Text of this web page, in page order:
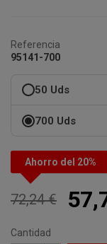
Referencia
95141-700
50 Uds
700 Uds
Ahorro del 20%
72,24 €
Cantidad